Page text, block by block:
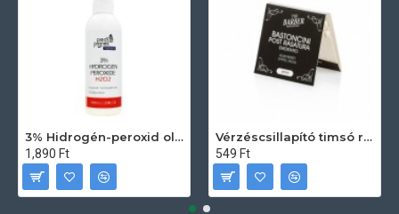
3% Hidrogén-peroxid oldat (sebfertőtlenítő) 100ml
1,890 Ft
Vérzéscsillapító timsó rúd 20db
549 Ft